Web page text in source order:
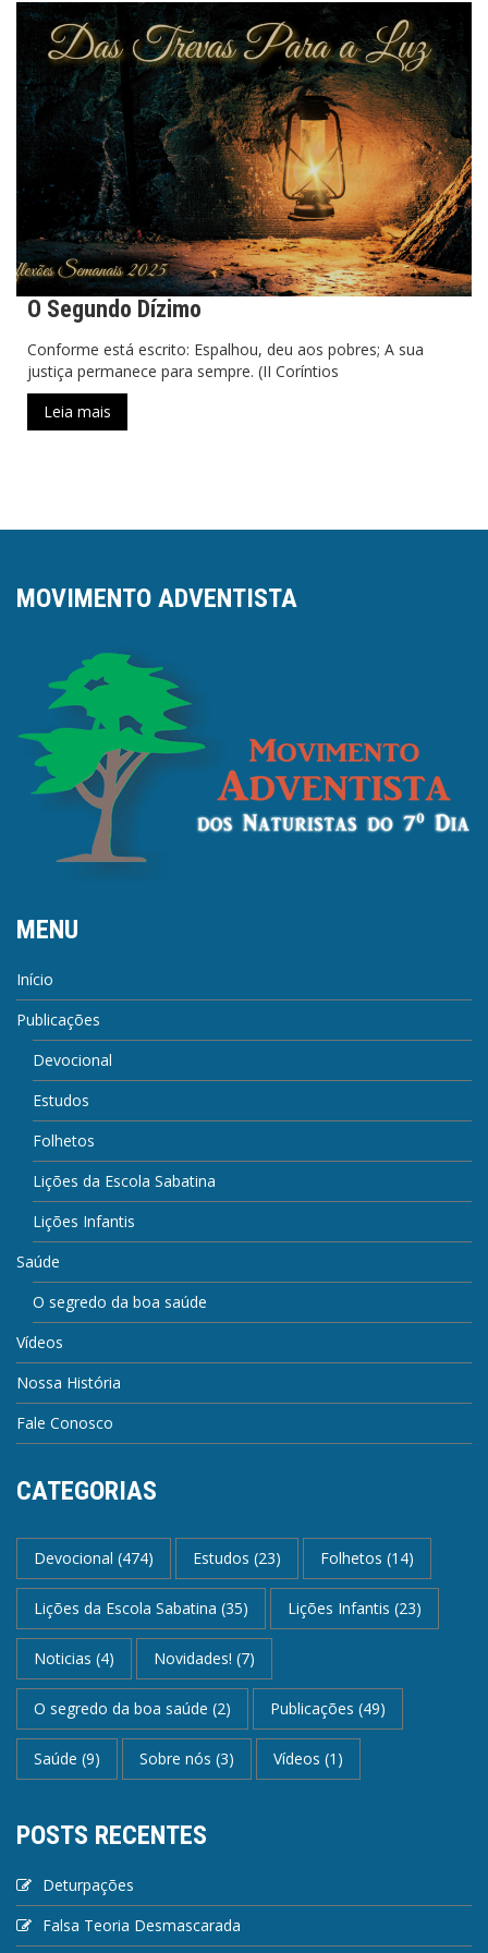
O Segundo Dízimo
Conforme está escrito: Espalhou, deu aos pobres; A sua
justiça permanece para sempre. (II Coríntios
Leia mais
MOVIMENTO ADVENTISTA
MENU
Início
Publicações
Devocional
Estudos
Folhetos
Lições da Escola Sabatina
Lições Infantis
Saúde
O segredo da boa saúde
Vídeos
Nossa História
Fale Conosco
CATEGORIAS
Devocional (474) Estudos (23) Folhetos (14)
Lições da Escola Sabatina (35) Lições Infantis (23)
Noticias (4) Novidades! (7)
O segredo da boa saúde (2) Publicações (49)
Saúde (9) Sobre nós (3) Vídeos (1)
POSTS RECENTES
Deturpações
Falsa Teoria Desmascarada